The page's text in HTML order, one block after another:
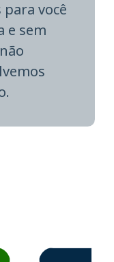
você
e sem
Concursos emEstudante Elais